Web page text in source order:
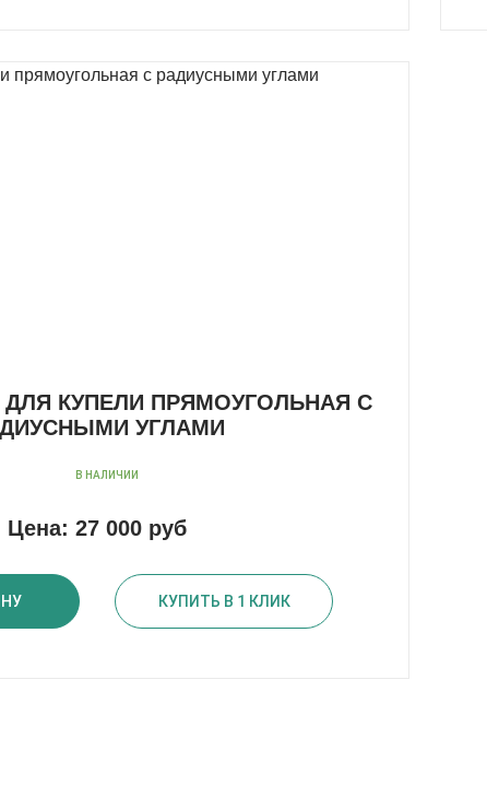
КУПЕЛИ ПРЯМОУГОЛЬНАЯ С
УГЛАМИ
В НАЛИЧИИ
Цена: 27 000 руб
КУПИТЬ В 1 КЛИК